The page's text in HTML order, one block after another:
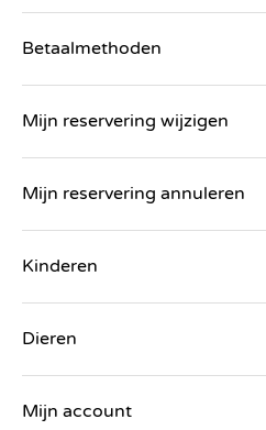
Betaalmethoden
Mijn reservering wijzigen
Mijn reservering annuleren
Kinderen
Dieren
Mijn account